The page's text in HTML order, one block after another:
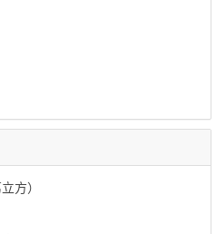
方）